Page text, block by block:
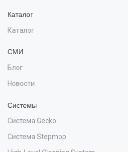
Каталог
Каталог
СМИ
Блог
Новости
Системы
Система Gecko
Система Stepmop